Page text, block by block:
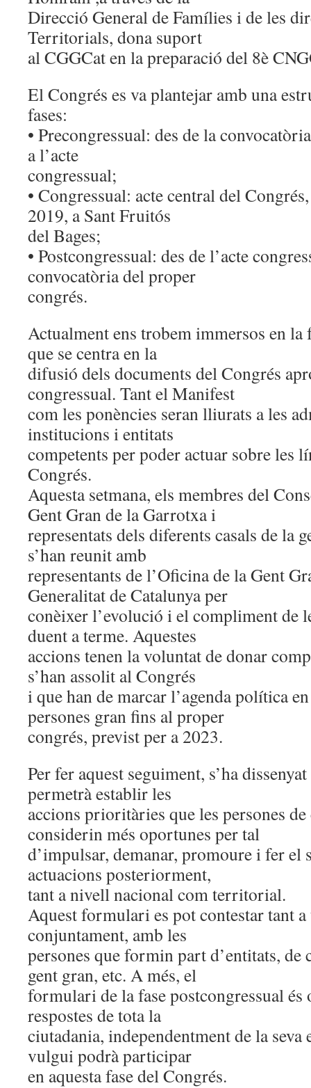
Direcció General de Famílies i de les
Territorials, dona suport
al CGGCat en la preparació del 8è
El Congrés es va plantejar amb una
fases:
• Precongressual: des de la
a l’acte
congressual;
• Congressual: acte central del
2019, a Sant Fruitós
del Bages;
• Postcongressual: des de l’acte
convocatòria del proper
congrés.
Actualment ens trobem immersos en la
que se centra en la
difusió dels documents del Congrés
congressual. Tant el Manifest
com les ponències seran lliurats a les
institucions i entitats
competents per poder actuar sobre les
Congrés.
Aquesta setmana, els membres del
Gent Gran de la Garrotxa i
representats dels diferents casals de la
s’han reunit amb
representants de l’Oficina de la Gent
Generalitat de Catalunya per
conèixer l’evolució i el compliment de
duent a terme. Aquestes
accions tenen la voluntat de donar
s’han assolit al Congrés
i que han de marcar l’agenda política
persones gran fins al proper
congrés, previst per a 2023.
Per fer aquest seguiment, s’ha
permetrà establir les
accions prioritàries que les persones
considerin més oportunes per tal
d’impulsar, demanar, promoure i fer el
actuacions posteriorment,
tant a nivell nacional com territorial.
Aquest formulari es pot contestar tant
conjuntament, amb les
persones que formin part d’entitats, de
gent gran, etc. A més, el
formulari de la fase postcongressual és
respostes de tota la
ciutadania, independentment de la
vulgui podrà participar
en aquesta fase del Congrés.